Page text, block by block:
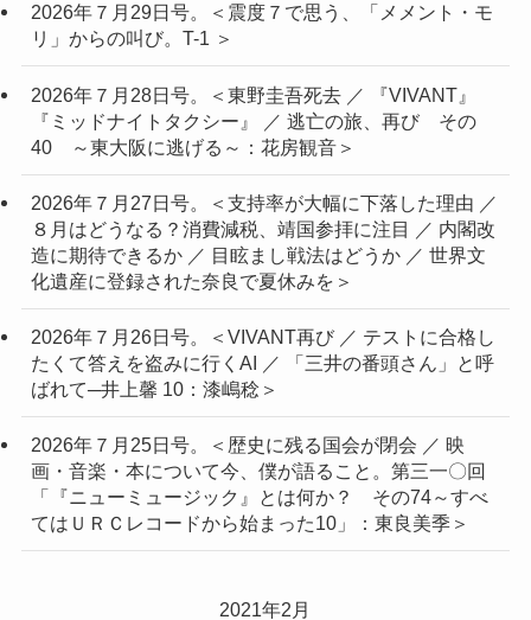
2026年７月29日号。＜震度７で思う、「メメント・モ
リ」からの叫び。T-1 ＞
2026年７月28日号。＜東野圭吾死去 ／ 『VIVANT』
『ミッドナイトタクシー』 ／ 逃亡の旅、再び その
40 ～東大阪に逃げる～：花房観音＞
2026年７月27日号。＜支持率が大幅に下落した理由 ／
８月はどうなる？消費減税、靖国参拝に注目 ／ 内閣改
造に期待できるか ／ 目眩まし戦法はどうか ／ 世界文
化遺産に登録された奈良で夏休みを＞
2026年７月26日号。＜VIVANT再び ／ テストに合格し
たくて答えを盗みに行くAI ／ 「三井の番頭さん」と呼
ばれて─井上馨 10：漆嶋稔＞
2026年７月25日号。＜歴史に残る国会が閉会 ／ 映
画・音楽・本について今、僕が語ること。第三一〇回
「『ニューミュージック』とは何か？ その74～すべ
てはＵＲＣレコードから始まった10」：東良美季＞
2021年2月